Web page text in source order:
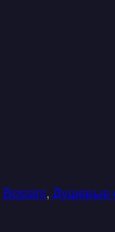
Bossini, Душевые